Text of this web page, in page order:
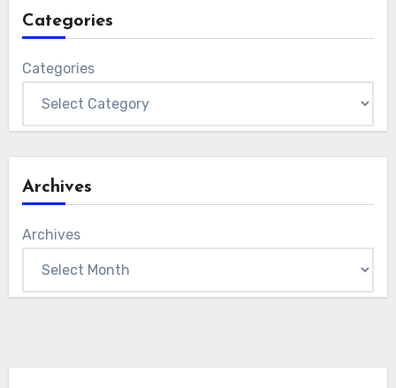
Categories
Categories
Archives
Archives